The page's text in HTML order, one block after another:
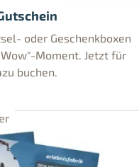
oder Geschenkboxen
Moment. Jetzt für
buchen.